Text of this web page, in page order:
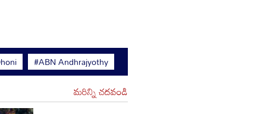
#ABN Andhrajyothy
మరిన్ని చదవండి